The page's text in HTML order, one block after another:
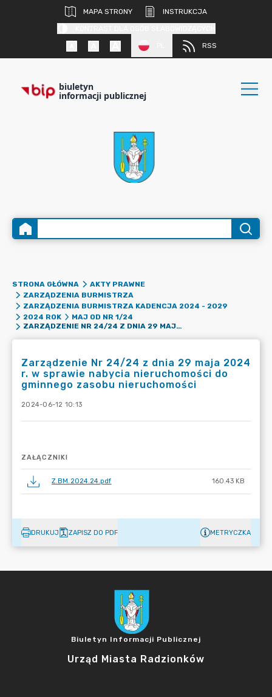
MAPA STRONY
INSTRUKCJA
RSS
biuletyn
informacji publicznej
STRONA GŁÓWNA
AKTY PRAWNE
ZARZĄDZENIA BURMISTRZA
ZARZĄDZENIA BURMISTRZA KADENCJA 2024 - 2029
2024 ROK
MAJ OD NR 1/24
ZARZĄDZENIE NR 24/24 Z DNIA 29 MAJA 2024 R. W SPRAWIE NABYCIA NIERUCHOMOŚCI DO GMINNEGO ZASOBU NIERUCHOMOŚCI
Zarządzenie Nr 24/24 z dnia 29 maja 2024
r. w sprawie nabycia nieruchomości do
gminnego zasobu nieruchomości
2024-06-12 10:13
ZAŁĄCZNIKI
Z.BM.2024.24.pdf 160.43 KB
DRUKUJ ZAPISZ DO PDF METRYCZKA
Biuletyn Informacji Publicznej
Urząd Miasta Radzionków